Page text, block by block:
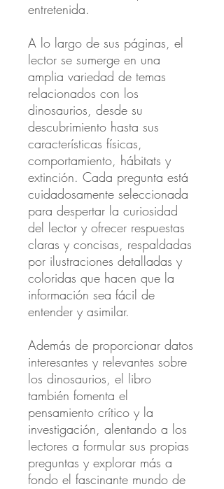
entretenida.
A lo largo de sus páginas, el
lector se sumerge en una
amplia variedad de temas
relacionados con los
dinosaurios, desde su
descubrimiento hasta sus
características físicas,
comportamiento, hábitats y
extinción. Cada pregunta está
cuidadosamente seleccionada
para despertar la curiosidad
del lector y ofrecer respuestas
claras y concisas, respaldadas
por ilustraciones detalladas y
coloridas que hacen que la
información sea fácil de
entender y asimilar.
Además de proporcionar datos
interesantes y relevantes sobre
los dinosaurios, el libro
también fomenta el
pensamiento crítico y la
investigación, alentando a los
lectores a formular sus propias
preguntas y explorar más a
fondo el fascinante mundo de